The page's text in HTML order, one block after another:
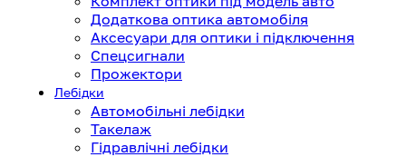
Додаткова оптика автомобіля
Аксесуари для оптики і підключення
Спецсигнали
Прожектори
Лебідки
Автомобільні лебідки
Такелаж
Гідравлічні лебідки